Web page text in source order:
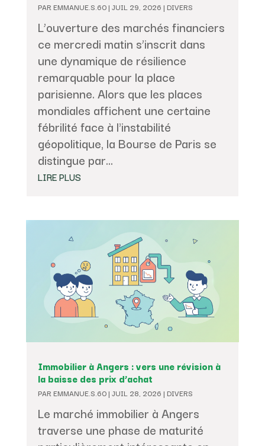
PAR EMMANUE.S.60| JUIL 29, 2026 | DIVERS
L’ouverture des marchés financiers
ce mercredi matin s’inscrit dans
une dynamique de résilience
remarquable pour la place
parisienne. Alors que les places
mondiales affichent une certaine
fébrilité face à l'instabilité
géopolitique, la Bourse de Paris se
distingue par...
LIRE PLUS
Immobilier à Angers : vers une révision à
la baisse des prix d’achat
PAR EMMANUE.S.60| JUIL 28, 2026 | DIVERS
Le marché immobilier à Angers
traverse une phase de maturité